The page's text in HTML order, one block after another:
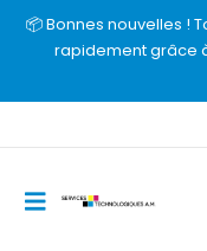
📦 Bonnes nouvelles !
rapidement grâce